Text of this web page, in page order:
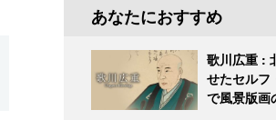
あなたにおすすめ
歌川広重 :
せたセルフ
で風景版画